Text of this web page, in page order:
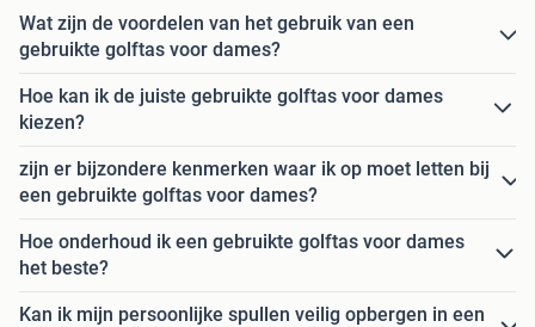
Wat zijn de voordelen van het gebruik van een
gebruikte golftas voor dames?
Hoe kan ik de juiste gebruikte golftas voor dames
kiezen?
zijn er bijzondere kenmerken waar ik op moet letten bij
een gebruikte golftas voor dames?
Hoe onderhoud ik een gebruikte golftas voor dames
het beste?
Kan ik mijn persoonlijke spullen veilig opbergen in een